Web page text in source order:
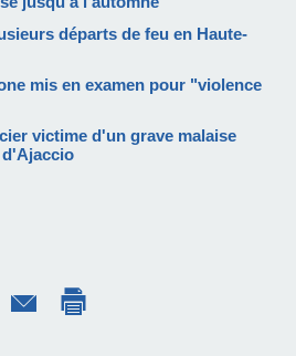
départs de feu en Haute-
mis en examen pour "violence
victime d'un grave malaise